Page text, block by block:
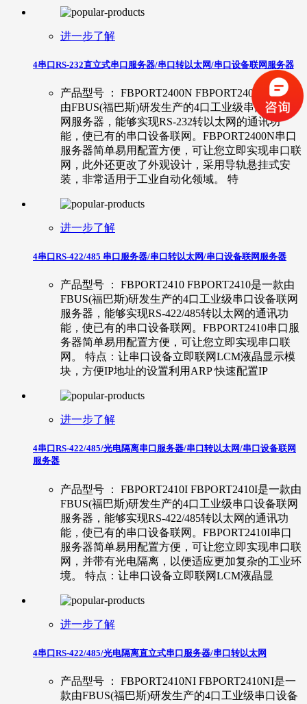
进一步了解
4串口RS-232直立式串口服务器/串口转以太网/串口设备联网服务器
产品型号 ： FBPORT2400N FBPORT2400N是一款
由FBUS(福巴斯)研发生产的4口工业级串口设备联
网服务器，能够实现RS-232转以太网的通讯功
能，使已有的串口设备联网。FBPORT2400N串口
服务器简单易用配置方便，可让您立即实现串口联
网，此外还更改了外观设计，采用导轨悬挂式安
装，非常适用于工业自动化领域。 特
进一步了解
4串口RS-422/485 串口服务器/串口转以太网/串口设备联网服务器
产品型号 ： FBPORT2410 FBPORT2410是一款由
FBUS(福巴斯)研发生产的4口工业级串口设备联网
服务器，能够实现RS-422/485转以太网的通讯功
能，使已有的串口设备联网。FBPORT2410串口服
务器简单易用配置方便，可让您立即实现串口联
网。 特点：让串口设备立即联网LCM液晶显示模
块，方便IP地址的设置利用ARP 快速配置IP
进一步了解
4串口RS-422/485/光电隔离串口服务器/串口转以太网/串口设备联网
服务器
产品型号 ： FBPORT2410I FBPORT2410I是一款由
FBUS(福巴斯)研发生产的4口工业级串口设备联网
服务器，能够实现RS-422/485转以太网的通讯功
能，使已有的串口设备联网。FBPORT2410I串口
服务器简单易用配置方便，可让您立即实现串口联
网，并带有光电隔离，以便适应更加复杂的工业环
境。 特点：让串口设备立即联网LCM液晶显
进一步了解
4串口RS-422/485/光电隔离直立式串口服务器/串口转以太网
产品型号 ： FBPORT2410NI FBPORT2410NI是一
款由FBUS(福巴斯)研发生产的4口工业级串口设备